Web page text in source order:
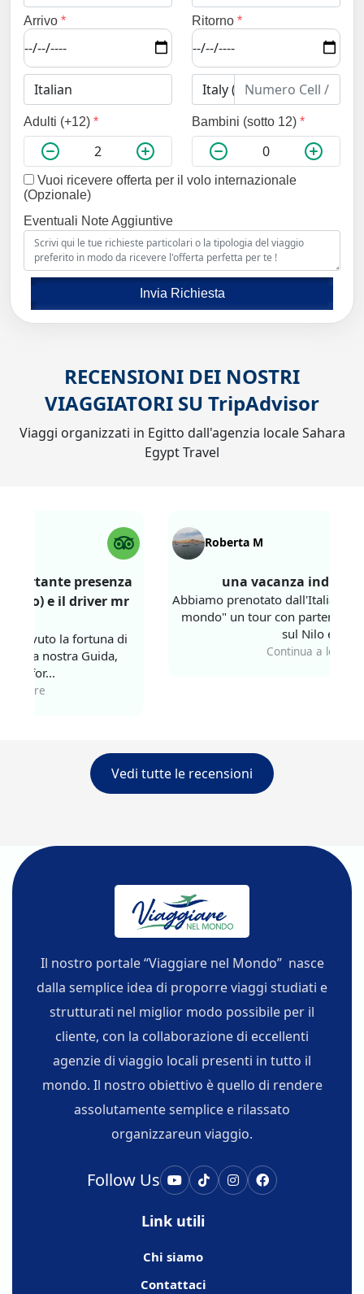
Arrivo * Ritorno *
Adulti (+12) * Bambini (sotto 12) *
Vuoi ricevere offerta per il volo internazionale
(Opzionale)
Eventuali Note Aggiuntive
Invia Richiesta
RECENSIONI DEI NOSTRI
VIAGGIATORI SU TripAdvisor
Viaggi organizzati in Egitto dall'agenzia locale Sahara
Egypt Travel
presenza
e il driver mr
la fortuna di
nostra Guida,
Roberta M
una vacanza
Abbiamo prenotato dall'Italia tramite
mondo" un tour con partenza dal
sul Nilo e ...
Continua a leggere
Vedi tutte le recensioni
Il nostro portale “Viaggiare nel Mondo” nasce
dalla semplice idea di proporre viaggi studiati e
strutturati nel miglior modo possibile per il
cliente, con la collaborazione di eccellenti
agenzie di viaggio locali presenti in tutto il
mondo. Il nostro obiettivo è quello di rendere
assolutamente semplice e rilassato
organizzareun viaggio.
Follow Us
Link utili
Chi siamo
Contattaci